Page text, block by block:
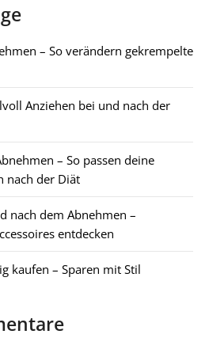
– So verändern gekrempelte
Anziehen bei und nach der
– So passen deine
nach der Diät
nach dem Abnehmen –
entdecken
kaufen – Sparen mit Stil